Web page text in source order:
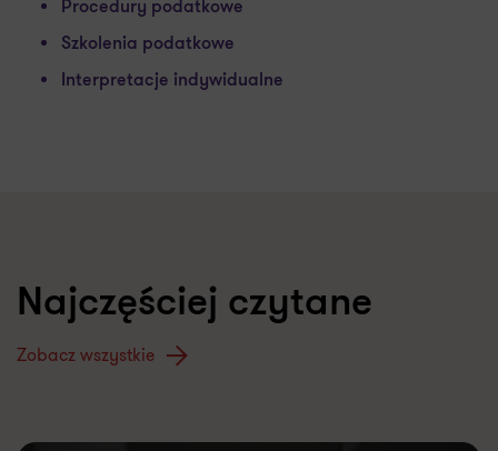
Procedury podatkowe
Szkolenia podatkowe
Interpretacje indywidualne
Najczęściej czytane
Zobacz wszystkie